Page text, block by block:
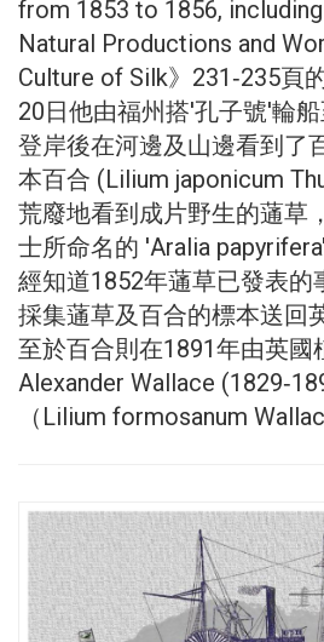
from 1853 to 1856,
Natural Productions and
Culture of Silk》231‐235頁
20日他由福州搭'孔子號'輪船
登岸後在河邊及山邊看到了
本百合 (Lilium japonicum
荒廢地看到成片野生的蓪草
士所命名的 'Aralia
經知道1852年蓪草已發表的
採集蓪草及百合的標本送回
至於百合則在1891年由英國
Alexander Wallace
（Lilium formosanum